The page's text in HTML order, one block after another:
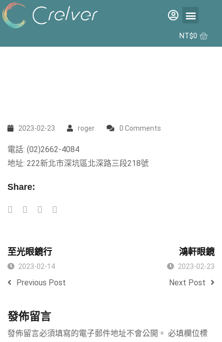
NT$0
2023-02-23 roger 0 Comments
電話: (02)2662-4084
地址: 222新北市深坑區北深路三段218號
Share:
至光眼鏡行
2023-02-14
Previous Post
鴻軒眼鏡
2023-02-23
Next Post
發佈留言
發佈留言必須填寫的電子郵件地址不會公開。 必填欄位標